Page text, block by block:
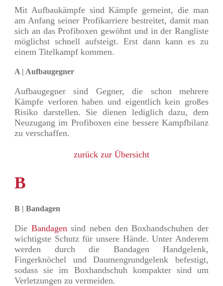
Mit Aufbaukämpfe sind Kämpfe gemeint, die man
am Anfang seiner Profikarriere bestreitet, damit man
sich an das Profiboxen gewöhnt und in der Rangliste
möglichst schnell aufsteigt. Erst dann kann es zu
einem Titelkampf kommen.
A | Aufbaugegner
Aufbaugegner sind Gegner, die schon mehrere
Kämpfe verloren haben und eigentlich kein großes
Risiko darstellen. Sie dienen lediglich dazu, dem
Neuzugang im Profiboxen eine bessere Kampfbilanz
zu verschaffen.
zurück zur Übersicht
B
B | Bandagen
Die Bandagensind neben den Boxhandschuhen der
wichtigste Schutz für unsere Hände. Unter Anderem
werden durch die Bandagen Handgelenk,
Fingerknöchel und Daumengrundgelenk befestigt,
sodass sie im Boxhandschuh kompakter sind um
Verletzungen zu vermeiden.